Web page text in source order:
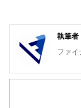
執筆者
ファイ
知識